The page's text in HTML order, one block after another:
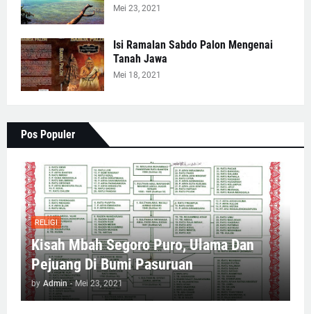
Mei 23, 2021
Isi Ramalan Sabdo Palon Mengenai
Tanah Jawa
Mei 18, 2021
Pos Populer
RELIGI
Kisah Mbah Segoro Puro, Ulama Dan
Pejuang Di Bumi Pasuruan
by Admin - Mei 23, 2021